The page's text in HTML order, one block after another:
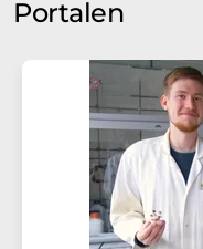
Portalen